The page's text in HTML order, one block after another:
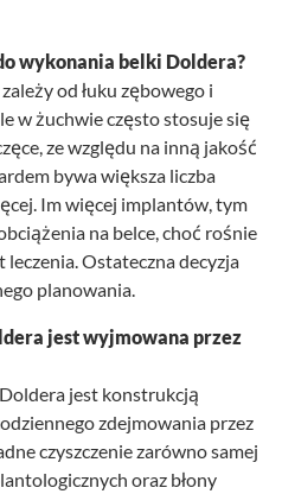
wykonania belki Doldera?
od łuku zębowego i
w żuchwie często stosuje się
ze względu na inną jakość
bywa większa liczba
Im więcej implantów, tym
na belce, choć rośnie
leczenia. Ostateczna decyzja
planowania.
jest wyjmowana przez
jest konstrukcją
zdejmowania przez
czyszczenie zarówno samej
oraz błony